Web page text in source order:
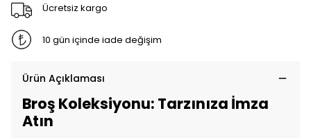
Ücretsiz kargo
10 gün içinde iade değişim
Ürün Açıklaması
Broş Koleksiyonu: Tarzınıza İmza
Atın